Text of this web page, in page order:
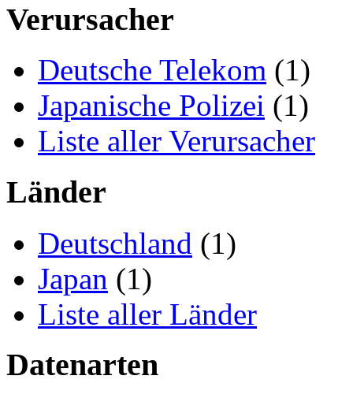
Verursacher
Deutsche Telekom (1)
Japanische Polizei (1)
Liste aller Verursacher
Länder
Deutschland (1)
Japan (1)
Liste aller Länder
Datenarten